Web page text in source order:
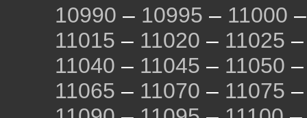
10990 – 10995 – 11000
11015 – 11020 – 11025
11040 – 11045 – 11050
11065 – 11070 – 11075